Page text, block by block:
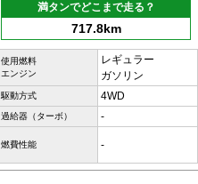
満タンでどこまで走る？
717.8km
使用燃料
エンジン
レギュラー
ガソリン
駆動方式 4WD
過給器（ターボ） -
燃費性能 -